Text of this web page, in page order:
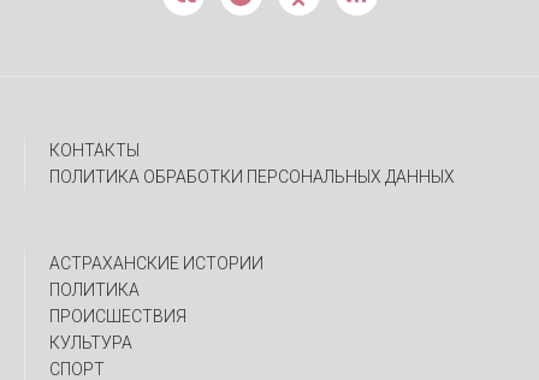
КОНТАКТЫ
ПОЛИТИКА ОБРАБОТКИ ПЕРСОНАЛЬНЫХ ДАННЫХ
АСТРАХАНСКИЕ ИСТОРИИ
ПОЛИТИКА
ПРОИСШЕСТВИЯ
КУЛЬТУРА
СПОРТ